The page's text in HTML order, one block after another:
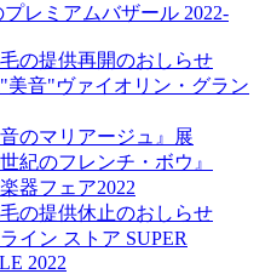
レミアムバザール 2022-
の提供再開のおしらせ
美音"ヴァイオリン・グラン
のマリアージュ』展
紀のフレンチ・ボウ』
器フェア2022
の提供休止のおしらせ
イン ストア SUPER
2022